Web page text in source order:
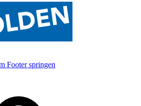
Footer springen